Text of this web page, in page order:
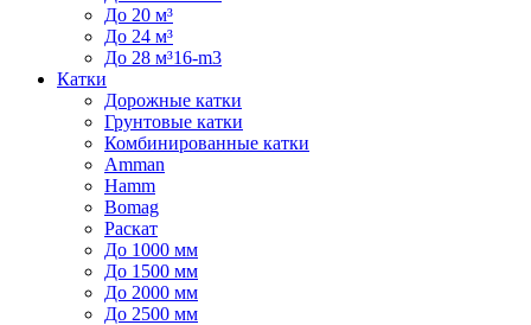
До 20 м³
До 24 м³
До 28 м³16-m3
Катки
Дорожные катки
Грунтовые катки
Комбинированные катки
Amman
Hamm
Bomag
Раскат
До 1000 мм
До 1500 мм
До 2000 мм
До 2500 мм